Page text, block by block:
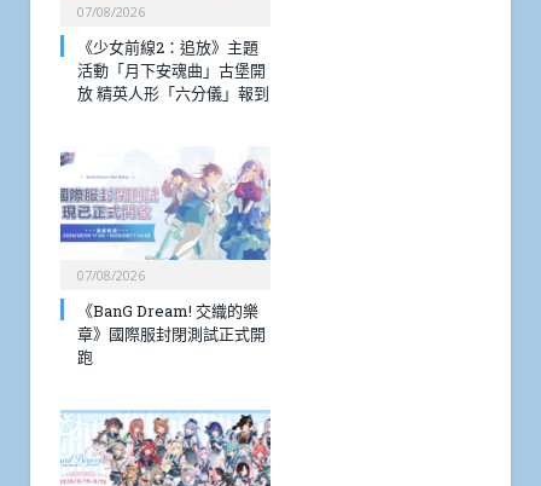
07/08/2026
《少女前線2：追放》主題
活動「月下安魂曲」古堡開
放 精英人形「六分儀」報到
07/08/2026
《BanG Dream! 交織的樂
章》國際服封閉測試正式開
跑